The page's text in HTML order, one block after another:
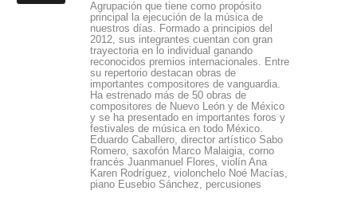
Agrupación que tiene como propósito
principal la ejecución de la música de
nuestros días. Formado a principios del
2012, sus integrantes cuentan con gran
trayectoria en lo individual ganando
reconocidos premios internacionales. Entre
su repertorio destacan obras de
importantes compositores de vanguardia.
Ha estrenado más de 50 obras de
compositores de Nuevo León y de México
y se ha presentado en importantes foros y
festivales de música en todo México.
Eduardo Caballero, director artístico Sabo
Romero, saxofón Marco Malaigia, corno
francés Juanmanuel Flores, violín Ana
Karen Rodríguez, violonchelo Noé Macías,
piano Eusebio Sánchez, percusiones